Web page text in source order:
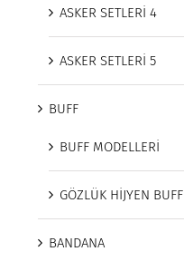
ASKER SETLERİ 4
ASKER SETLERİ 5
BUFF
BUFF MODELLERİ
GÖZLÜK HİJYEN BUFF
BANDANA